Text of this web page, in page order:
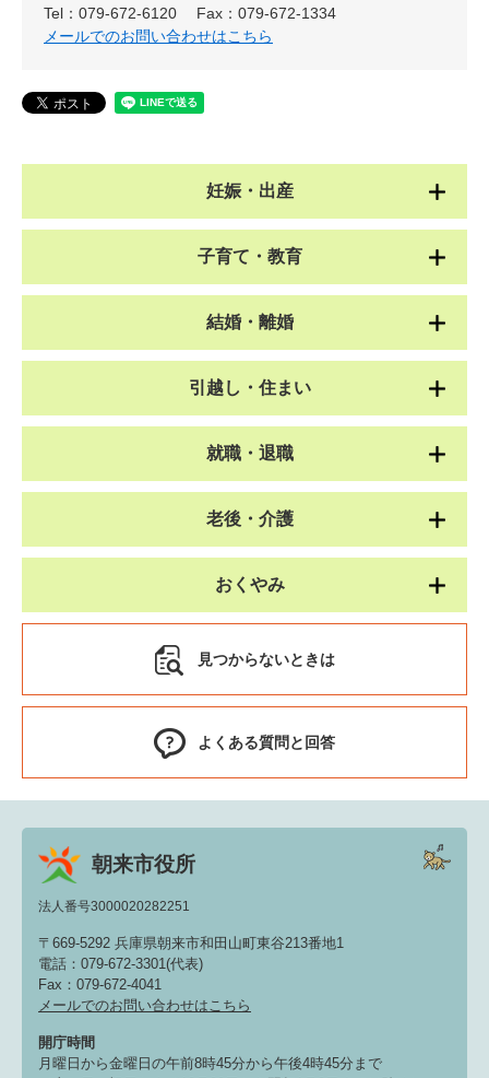
Tel：079-672-6120
Fax：079-672-1334
メールでのお問い合わせはこちら
妊娠・出産
子育て・教育
結婚・離婚
引越し・住まい
就職・退職
老後・介護
おくやみ
見つからないときは
よくある質問と回答
朝来市役所
法人番号3000020282251
〒669-5292 兵庫県朝来市和田山町東谷213番地1
電話：079-672-3301(代表)
Fax：079-672-4041
メールでのお問い合わせはこちら
開庁時間
月曜日から金曜日の午前8時45分から午後4時45分まで